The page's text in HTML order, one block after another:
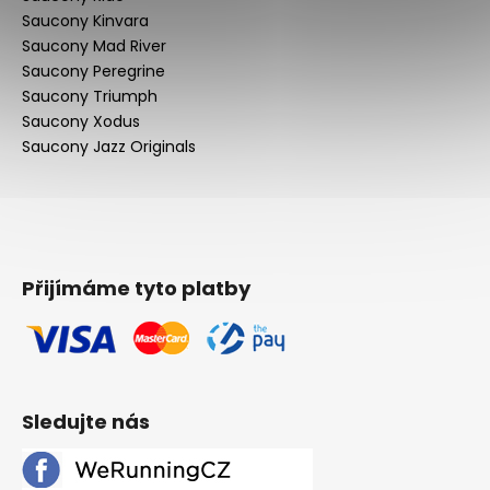
Saucony Kinvara
Saucony Mad River
Saucony Peregrine
Saucony Triumph
Saucony Xodus
Saucony Jazz Originals
Přijímáme tyto platby
Sledujte nás